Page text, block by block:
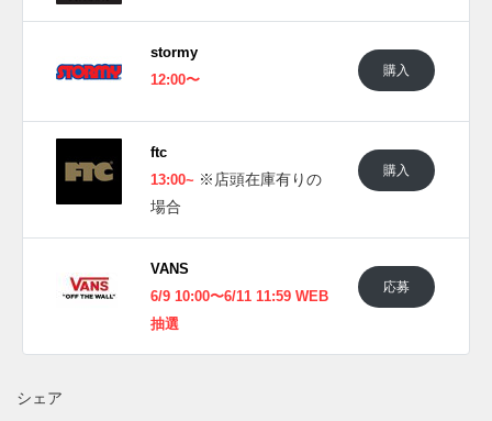
stormy
12:00〜
購入
ftc
13:00~ ※店頭在庫有りの
場合
購入
VANS
6/9 10:00〜6/11 11:59 WEB
抽選
応募
シェア